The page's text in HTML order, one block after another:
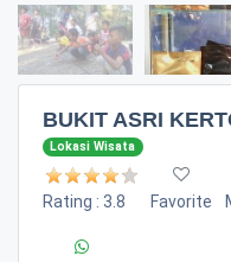
BUKIT ASRI
Lokasi Wisata
Rating : 3.8 Favorite